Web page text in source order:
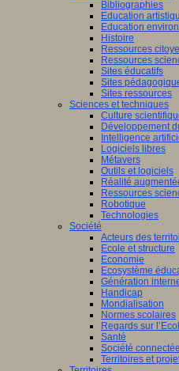
Bibliographies
Education
Education
Histoire
Ressources
Ressources
Sites éducatifs
Sites
Sites ressources
Sciences et techniques
Culture
Développement
Intelligence
Logiciels libres
Métavers
Outils et logiciels
Réalité
Ressources
Robotique
Technologies
Société
Acteurs des
Ecole et structure
Economie
Ecosystème
Génération
Handicap
Mondialisation
Normes scolaires
Regards sur
Santé
Société connectée
Territoires et